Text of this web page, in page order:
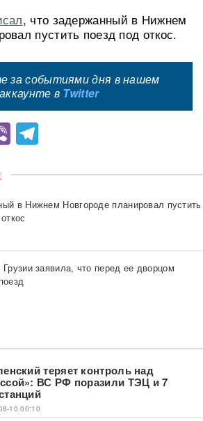
, что задержанный в Нижнем
пустить поезд под откос.
за событиями дня в нашем
в Twitter
Viber
в Нижнем Новгороде планировал пустить
Грузии заявила, что перед ее дворцом
теряет контроль над
ВС РФ поразили ТЭЦ и 7
10 00:10